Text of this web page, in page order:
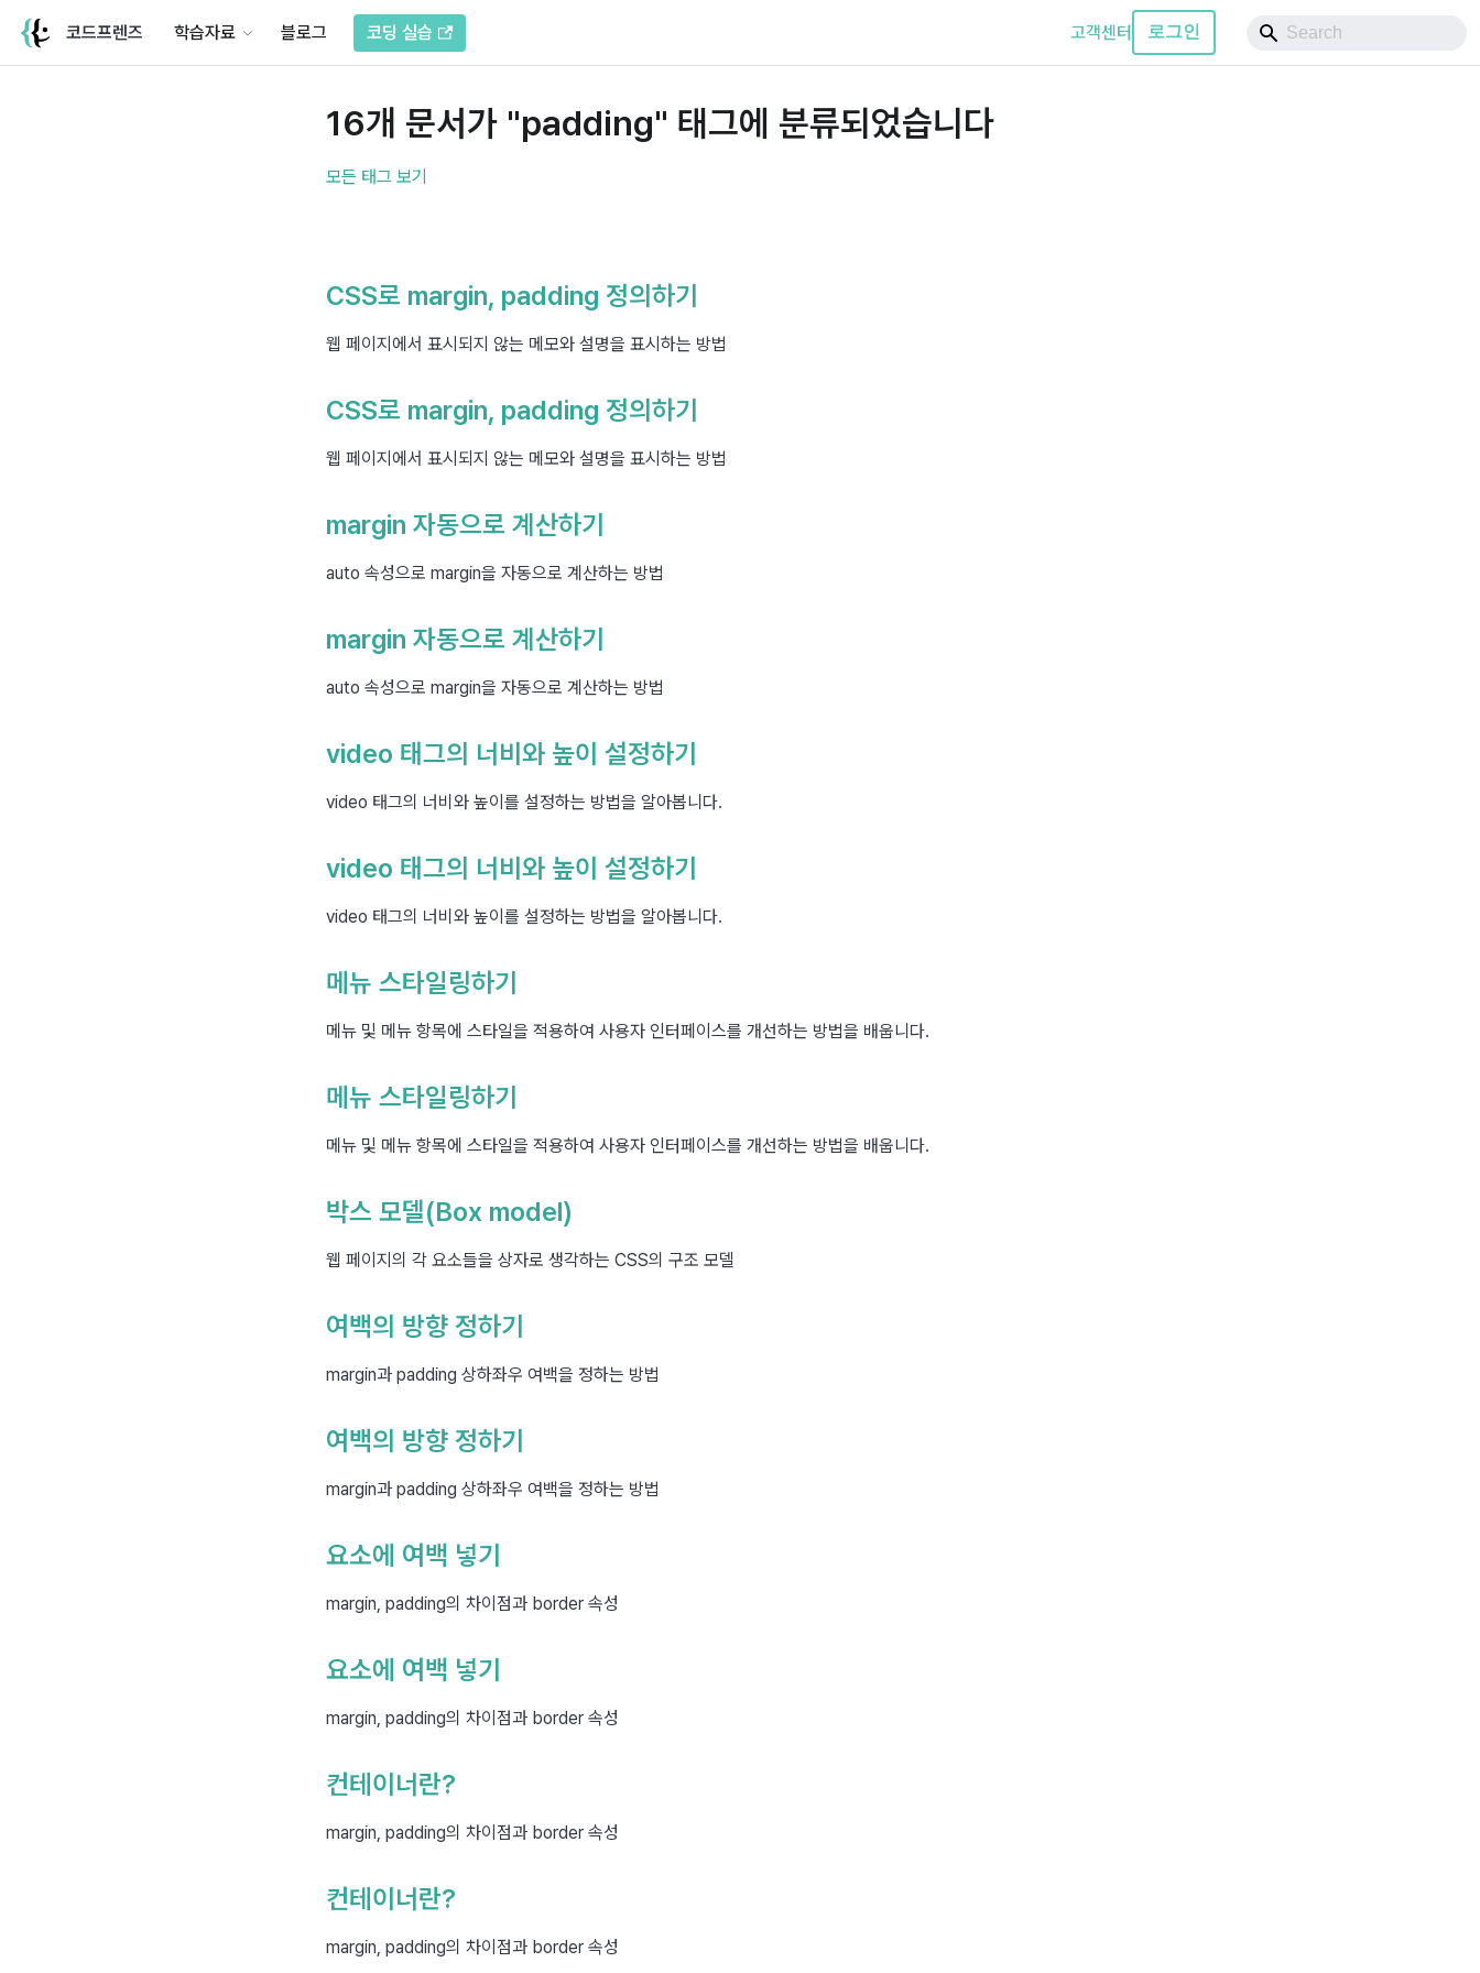
코드프렌즈 학습자료 블로그 코딩 실습 고객센터 로그인
16개 문서가 "padding" 태그에 분류되었습니다
모든 태그 보기
CSS로 margin, padding 정의하기
웹 페이지에서 표시되지 않는 메모와 설명을 표시하는 방법
CSS로 margin, padding 정의하기
웹 페이지에서 표시되지 않는 메모와 설명을 표시하는 방법
margin 자동으로 계산하기
auto 속성으로 margin을 자동으로 계산하는 방법
margin 자동으로 계산하기
auto 속성으로 margin을 자동으로 계산하는 방법
video 태그의 너비와 높이 설정하기
video 태그의 너비와 높이를 설정하는 방법을 알아봅니다.
video 태그의 너비와 높이 설정하기
video 태그의 너비와 높이를 설정하는 방법을 알아봅니다.
메뉴 스타일링하기
메뉴 및 메뉴 항목에 스타일을 적용하여 사용자 인터페이스를 개선하는 방법을 배웁니다.
메뉴 스타일링하기
메뉴 및 메뉴 항목에 스타일을 적용하여 사용자 인터페이스를 개선하는 방법을 배웁니다.
박스 모델(Box model)
웹 페이지의 각 요소들을 상자로 생각하는 CSS의 구조 모델
여백의 방향 정하기
margin과 padding 상하좌우 여백을 정하는 방법
여백의 방향 정하기
margin과 padding 상하좌우 여백을 정하는 방법
요소에 여백 넣기
margin, padding의 차이점과 border 속성
요소에 여백 넣기
margin, padding의 차이점과 border 속성
컨테이너란?
margin, padding의 차이점과 border 속성
컨테이너란?
margin, padding의 차이점과 border 속성